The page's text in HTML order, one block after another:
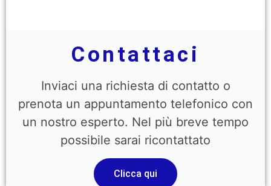
Contattaci
Inviaci una richiesta di contatto o
prenota un appuntamento telefonico con
un nostro esperto. Nel più breve tempo
possibile sarai ricontattato
Clicca qui